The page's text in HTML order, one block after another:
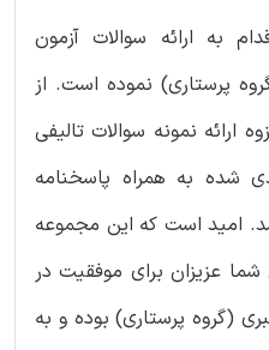
به ارائه سوالات آزمون
پرستاری) نموده است. از
نمونه سوالات تالیفی
شده به همراه پاسخنامه
امید است که این مجموعه
عزیزان برای موفقیت در
(گروه پرستاری) بوده و به